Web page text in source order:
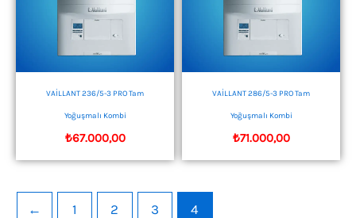
VAİLLANT 236/5-3 PRO Tam
Yoğuşmalı Kombi
₺67.000,00
VAİLLANT 286/5-3 PRO Tam
Yoğuşmalı Kombi
₺71.000,00
← 1 2 3 4